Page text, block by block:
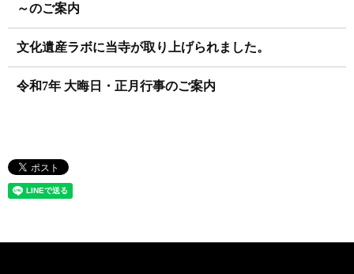
～のご案内
文化遺産ラボに当寺が取り上げられました。
令和7年 大晦日・正月行事のご案内